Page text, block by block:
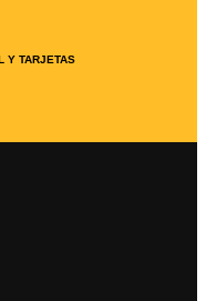
Y TARJETAS